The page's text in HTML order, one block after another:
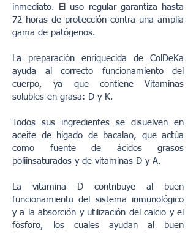
inmediato. El uso regular garantiza hasta
72 horas de protección contra una amplia
gama de patógenos.
La preparación enriquecida de ColDeKa
ayuda al correcto funcionamiento del
cuerpo, ya que contiene Vitaminas
solubles en grasa: D y K.
Todos sus ingredientes se disuelven en
aceite de hígado de bacalao, que actúa
como fuente de ácidos grasos
poliinsaturados y de vitaminas D y A.
La vitamina D contribuye al buen
funcionamiento del sistema inmunológico
y a la absorción y utilización del calcio y el
fósforo, los cuales ayudan al buen